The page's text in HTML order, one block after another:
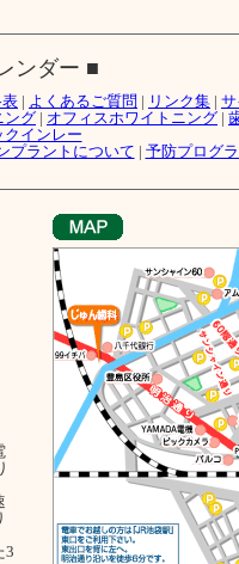
ンダー ■
| よくあるご質問 | リンク集 |
ング | オフィスホワイトニング |
クインレー
プラントについて | 予防プログ
3